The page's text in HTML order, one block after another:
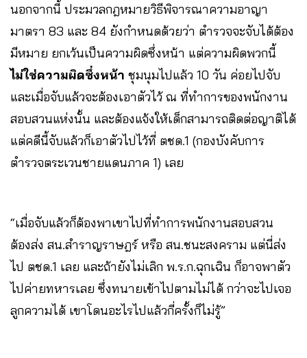
นอกจากนี้ ประมวลกฎหมายวิธีพิจารณาความอาญา
มาตรา 83 และ 84 ยังกำหนดด้วยว่า ตำรวจจะจับได้ต้อง
มีหมาย ยกเว้นเป็นความผิดซึ่งหน้า แต่ความผิดพวกนี้
ไม่ใช่ความผิดซึ่งหน้า ชุมนุมไปแล้ว 10 วัน ค่อยไปจับ
และเมื่อจับแล้วจะต้องเอาตัวไว้ ณ ที่ทำการของพนักงาน
สอบสวนแห่งนั้น และต้องแจ้งให้เด็กสามารถติดต่อญาติได้
แต่คดีนี้จับแล้วก็เอาตัวไปไว้ที่ ตชด.1 (กองบังคับการ
ตำรวจตระเวนชายแดนภาค 1) เลย
“เมื่อจับแล้วก็ต้องพาเขาไปที่ทำการพนักงานสอบสวน
ต้องส่ง สน.สำราญราษฎร์ หรือ สน.ชนะสงคราม แต่นี่ส่ง
ไป ตชด.1 เลย และถ้ายังไม่เลิก พ.ร.ก.ฉุกเฉิน ก็อาจพาตัว
ไปค่ายทหารเลย ซึ่งทนายเข้าไปตามไม่ได้ กว่าจะไปเจอ
ลูกความได้ เขาโดนอะไรไปแล้วกี่ครั้งก็ไม่รู้”